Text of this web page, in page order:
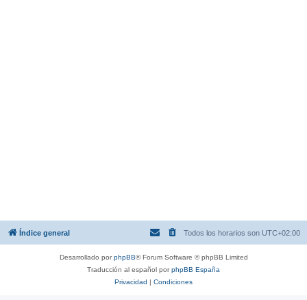
Índice general Todos los horarios son UTC+02:00
Desarrollado porphpBB® Forum Software © phpBB Limited
Traducción al español porphpBB España
Privacidad | Condiciones